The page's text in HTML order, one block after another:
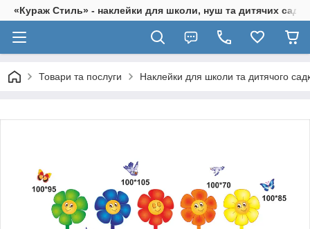
«Кураж Стиль» - наклейки для школи, нуш та дитячих
Товари та послуги Наклейки для школи та дитячого